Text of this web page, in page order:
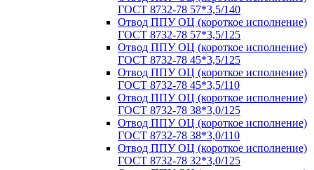
ГОСТ 8732-78 57*3,5/140
Отвод ППУ ОЦ (короткое исполнение)
ГОСТ 8732-78 57*3,5/125
Отвод ППУ ОЦ (короткое исполнение)
ГОСТ 8732-78 45*3,5/125
Отвод ППУ ОЦ (короткое исполнение)
ГОСТ 8732-78 45*3,5/110
Отвод ППУ ОЦ (короткое исполнение)
ГОСТ 8732-78 38*3,0/125
Отвод ППУ ОЦ (короткое исполнение)
ГОСТ 8732-78 38*3,0/110
Отвод ППУ ОЦ (короткое исполнение)
ГОСТ 8732-78 32*3,0/125